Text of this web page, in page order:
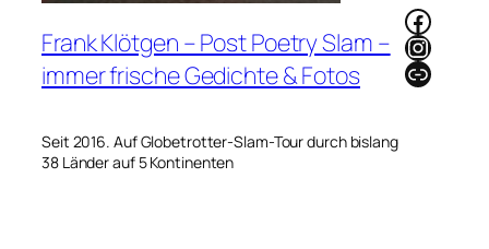
Frank Klötgen – Post Poetry Slam –
immer frische Gedichte & Fotos
Seit 2016. Auf Globetrotter-Slam-Tour durch bislang
38 Länder auf 5 Kontinenten
Link